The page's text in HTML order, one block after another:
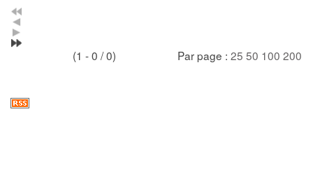
(1 - 0 / 0) Par page : 25 50 100 200